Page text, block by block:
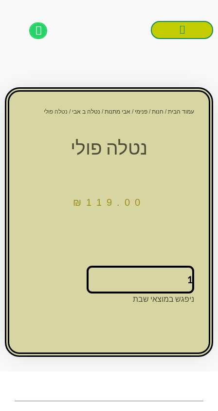
עמוד הבית/ חנות/ פנימי / אבי מתנות/ נטלה ב אבי / נטלה פולי
נטלה פולי
₪ 119.00
כמות
של
נטלה
פולי
ניפגש במוצאי שבת